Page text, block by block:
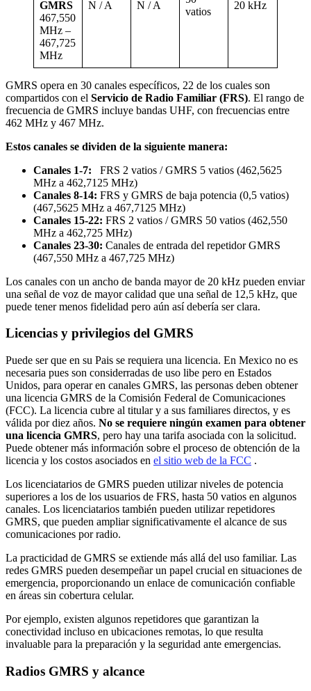
GMRS
467,550
MHz –
467,725
MHz
N / A N / A
vatios
20 kHz
GMRS opera en 30 canales específicos, 22 de los cuales son
compartidos con el Servicio de Radio Familiar (FRS). El rango de
frecuencia de GMRS incluye bandas UHF, con frecuencias entre
462 MHz y 467 MHz.
Estos canales se dividen de la siguiente manera:
Canales 1-7: FRS 2 vatios / GMRS 5 vatios (462,5625
MHz a 462,7125 MHz)
Canales 8-14: FRS y GMRS de baja potencia (0,5 vatios)
(467,5625 MHz a 467,7125 MHz)
Canales 15-22: FRS 2 vatios / GMRS 50 vatios (462,550
MHz a 462,725 MHz)
Canales 23-30: Canales de entrada del repetidor GMRS
(467,550 MHz a 467,725 MHz)
Los canales con un ancho de banda mayor de 20 kHz pueden enviar
una señal de voz de mayor calidad que una señal de 12,5 kHz, que
puede tener menos fidelidad pero aún así debería ser clara.
Licencias y privilegios del GMRS
Puede ser que en su Pais se requiera una licencia. En Mexico no es
necesaria pues son considerradas de uso libe pero en Estados
Unidos, para operar en canales GMRS, las personas deben obtener
una licencia GMRS de la Comisión Federal de Comunicaciones
(FCC). La licencia cubre al titular y a sus familiares directos, y es
válida por diez años. No se requiere ningún examen para obtener
una licencia GMRS, pero hay una tarifa asociada con la solicitud.
Puede obtener más información sobre el proceso de obtención de la
licencia y los costos asociados en el sitio web de la FCC .
Los licenciatarios de GMRS pueden utilizar niveles de potencia
superiores a los de los usuarios de FRS, hasta 50 vatios en algunos
canales. Los licenciatarios también pueden utilizar repetidores
GMRS, que pueden ampliar significativamente el alcance de sus
comunicaciones por radio.
La practicidad de GMRS se extiende más allá del uso familiar. Las
redes GMRS pueden desempeñar un papel crucial en situaciones de
emergencia, proporcionando un enlace de comunicación confiable
en áreas sin cobertura celular.
Por ejemplo, existen algunos repetidores que garantizan la
conectividad incluso en ubicaciones remotas, lo que resulta
invaluable para la preparación y la seguridad ante emergencias.
Radios GMRS y alcance